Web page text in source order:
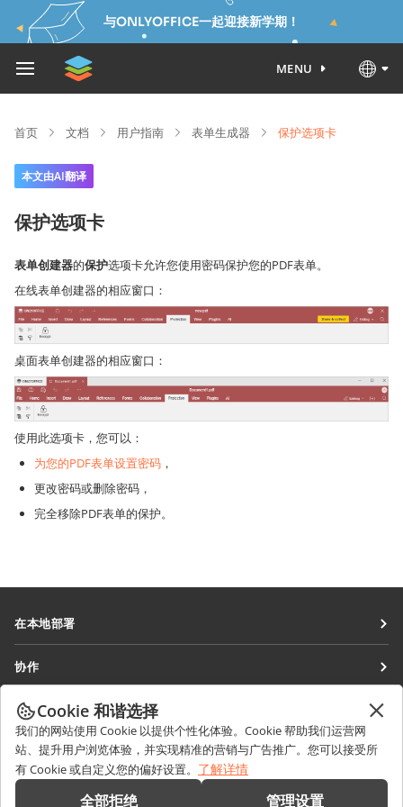
与ONLYOFFICE一起迎接新学期！
MENU
首页 文档 用户指南 表单生成器 保护选项卡
本文由AI翻译
保护选项卡
表单创建器的保护选项卡允许您使用密码保护您的PDF表单。
在线表单创建器的相应窗口：
桌面表单创建器的相应窗口：
使用此选项卡，您可以：
为您的PDF表单设置密码 ，
更改密码或删除密码，
完全移除PDF表单的保护。
在本地部署
协作空间
工作区
连接器
桌面应用程序
协作
针对翻译人员
针对博主
职位空缺
获取最新资讯
博客
获取帮助
论坛
Cookie 和谐选择
我们的网站使用 Cookie 以提供个性化体验。Cookie 帮助我们运营网
站、提升用户浏览体验，并实现精准的营销与广告推广。您可以接受所
有 Cookie 或自定义您的偏好设置。 了解详情
全部拒绝 管理设置